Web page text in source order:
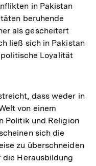
in Pakistan
beruhende
als gescheitert
ließ sich in Pakistan
Loyalität
dass weder in
von einem
Politik und Religion
sich die
zu überschneiden
die Herausbildung